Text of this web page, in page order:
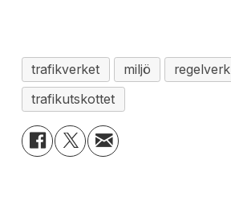
trafikverket miljö regelverk
trafikutskottet